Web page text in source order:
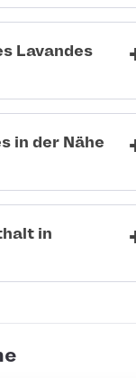
Lavandes
in der Nähe
in